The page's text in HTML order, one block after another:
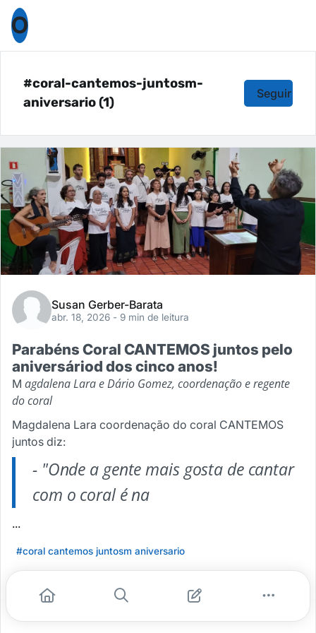
O
#coral-cantemos-juntosm-
aniversario (1)
Seguir
Susan Gerber-Barata
abr. 18, 2026 - 9 min de leitura
Parabéns Coral CANTEMOS juntos pelo
aniversáriod dos cinco anos!
M agdalena Lara e Dário Gomez, coordenação e regente
do coral
Magdalena Lara coordenação do coral CANTEMOS
juntos diz:
- "Onde a gente mais gosta de cantar
com o coral é na
...
#coral cantemos juntosm aniversario
Leia mais